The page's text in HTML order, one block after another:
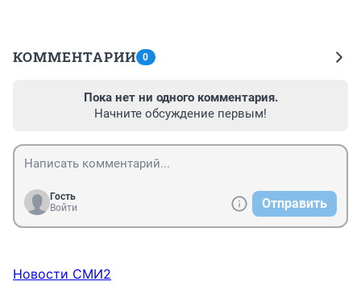
КОММЕНТАРИИ 0
Пока нет ни одного комментария.
Начните обсуждение первым!
Гость
Войти
Отправить
Новости СМИ2